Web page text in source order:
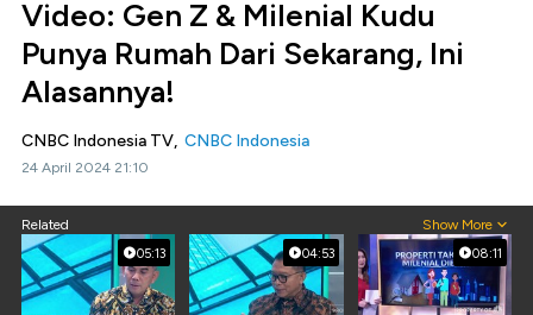
Video: Gen Z & Milenial Kudu
Punya Rumah Dari Sekarang, Ini
Alasannya!
CNBC Indonesia TV, CNBC Indonesia
24 April 2024 21:10
Related Show More
05:13 04:53 08:11